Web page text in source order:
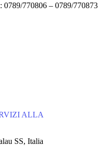
0789/770806 – 0789/770873
ALLA
SS, Italia